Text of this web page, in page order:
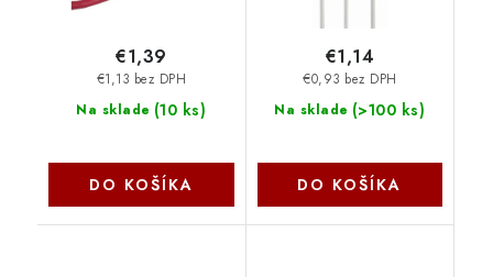
Na sklade (10 ks)
€1,13 bez DPH
€1,39
DO KOŠÍKA
Na sklade (>100 ks)
€0,93 bez DPH
€1,14
DO KOŠÍKA